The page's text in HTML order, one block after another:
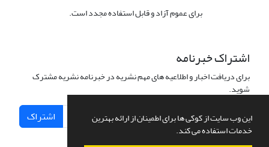
این وب سایت از کوکی ها برای اطمینان از ارائه بهترین
خدمات استفاده می کند.
برای عموم آزاد و قابل استفاده مجدد است.
اشتراک خبرنامه
برای دریافت اخبار و اطلاعیه های مهم نشریه در خبرنامه نشریه مشترک
شوید.
اشتراک